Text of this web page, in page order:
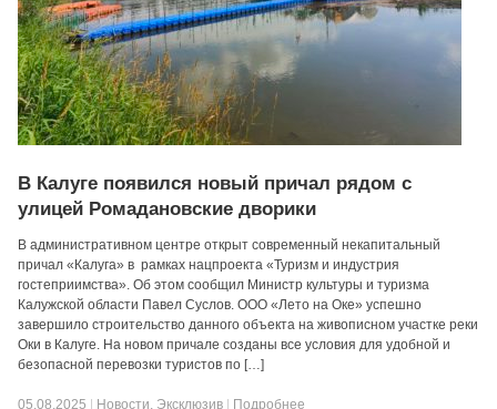
В Калуге появился новый причал рядом с
улицей Ромадановские дворики
В административном центре открыт современный некапитальный
причал «Калуга» в рамках нацпроекта «Туризм и индустрия
гостеприимства». Об этом сообщил Министр культуры и туризма
Калужской области Павел Суслов. ООО «Лето на Оке» успешно
завершило строительство данного объекта на живописном участке реки
Оки в Калуге. На новом причале созданы все условия для удобной и
безопасной перевозки туристов по […]
05.08.2025 Новости, Эксклюзив Подробнее